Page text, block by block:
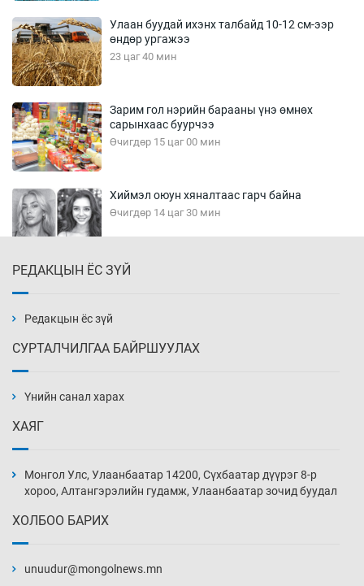
Улаан буудай ихэнх талбайд 10-12 см-ээр
өндөр ургажээ
23 цаг 40 мин
Зарим гол нэрийн барааны үнэ өмнөх
сарынхаас буурчээ
Өчигдөр 15 цаг 00 мин
Хиймэл оюун хяналтаас гарч байна
Өчигдөр 14 цаг 30 мин
Өчигдөр 14 цаг 00 мин
нэмэгджээ
Өчигдөр 13 цаг 30 мин
Өчигдөр 13 цаг 00 мин
РЕДАКЦЫН ЁС ЗҮЙ
Редакцын ёс зүй
СУРТАЛЧИЛГАА БАЙРШУУЛАХ
Үнийн санал харах
ХАЯГ
Монгол Улс, Улаанбаатар 14200, Сүхбаатар дүүрэг 8-р
хороо, Алтангэрэлийн гудамж, Улаанбаатар зочид буудал
ХОЛБОО БАРИХ
unuudur@mongolnews.mn